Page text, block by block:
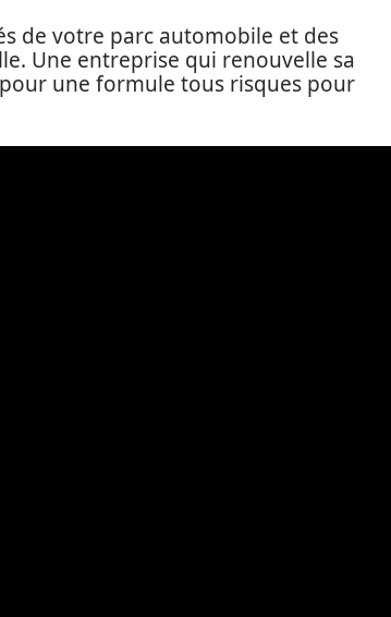
de votre parc automobile et des
Une entreprise qui renouvelle sa
une formule tous risques pour